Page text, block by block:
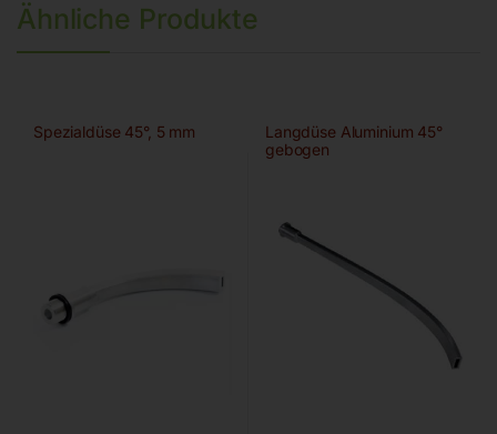
Ähnliche Produkte
Spezialdüse 45°, 5 mm
Langdüse Aluminium 45°
gebogen